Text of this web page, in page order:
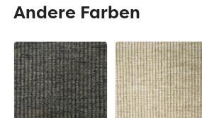
Andere Farben